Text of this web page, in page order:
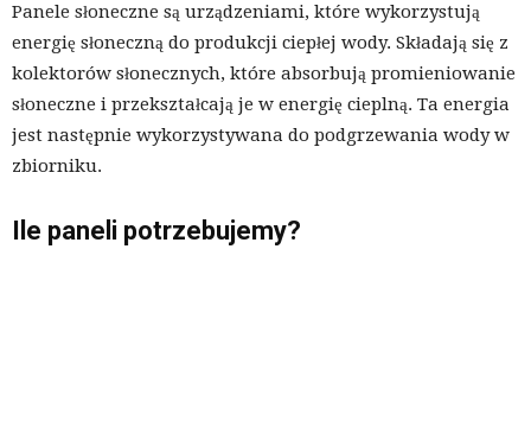
Panele słoneczne są urządzeniami, które wykorzystują
energię słoneczną do produkcji ciepłej wody. Składają się z
kolektorów słonecznych, które absorbują promieniowanie
słoneczne i przekształcają je w energię cieplną. Ta energia
jest następnie wykorzystywana do podgrzewania wody w
zbiorniku.
Ile paneli potrzebujemy?